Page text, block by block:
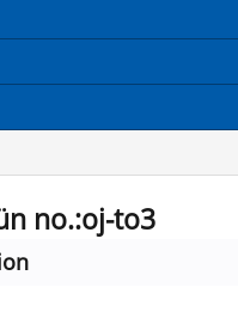
no.:oj-to3